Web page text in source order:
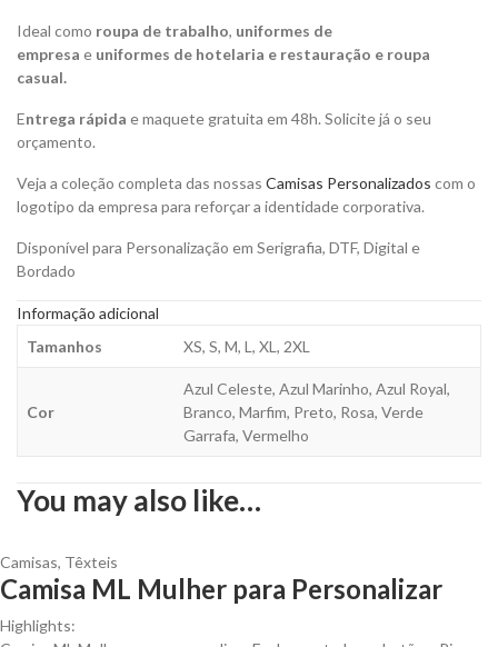
Ideal como roupa de trabalho, uniformes de
empresa e uniformes de hotelaria e restauração e roupa
casual.
Entrega rápida e maquete gratuita em 48h. Solicite já o seu
orçamento.
Veja a coleção completa das nossas Camisas Personalizados com o
logotipo da empresa para reforçar a identidade corporativa.
Disponível para Personalização em Serigrafia, DTF, Digital e
Bordado
Informação adicional
Tamanhos
XS, S, M, L, XL, 2XL
Cor
Azul Celeste, Azul Marinho, Azul Royal,
Branco, Marfim, Preto, Rosa, Verde
Garrafa, Vermelho
You may also like…
Camisas, Têxteis
Camisa ML Mulher para Personalizar
Highlights: